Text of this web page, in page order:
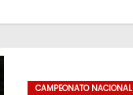
CAMPEONATO NACIONAL